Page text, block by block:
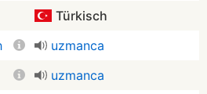
Türkisch
uzmanca
uzmanca